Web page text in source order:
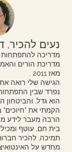
נעים להכיר,
מדריכה להתפתחות
מדריכת הורים
מאז 2011 .
הגישה שלי רואה
נפרד שבין
הוא גדל, והביטחון
הקמתי את
הרבה מעבר לידע
בית חם, עוטף
תמיכה, להכיר
מחדש על